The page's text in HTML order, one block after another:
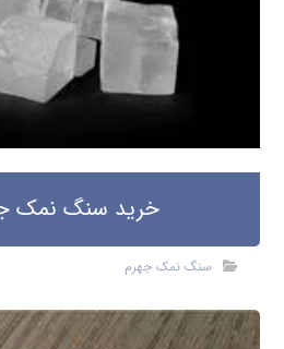
خرید سنگ نمک
سنگ نمک جهرم